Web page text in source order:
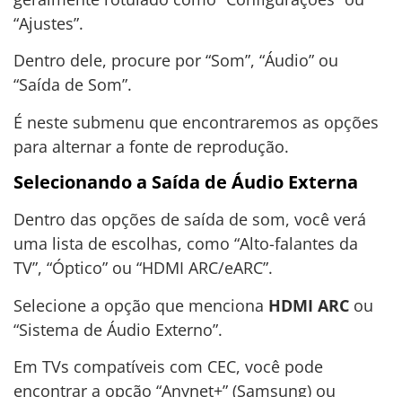
“Ajustes”.
Dentro dele, procure por “Som”, “Áudio” ou
“Saída de Som”.
É neste submenu que encontraremos as opções
para alternar a fonte de reprodução.
Selecionando a Saída de Áudio Externa
Dentro das opções de saída de som, você verá
uma lista de escolhas, como “Alto-falantes da
TV”, “Óptico” ou “HDMI ARC/eARC”.
Selecione a opção que menciona HDMI ARC ou
“Sistema de Áudio Externo”.
Em TVs compatíveis com CEC, você pode
encontrar a opção “Anynet+” (Samsung) ou